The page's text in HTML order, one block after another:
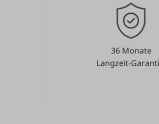
36 Monate
Langzeit-